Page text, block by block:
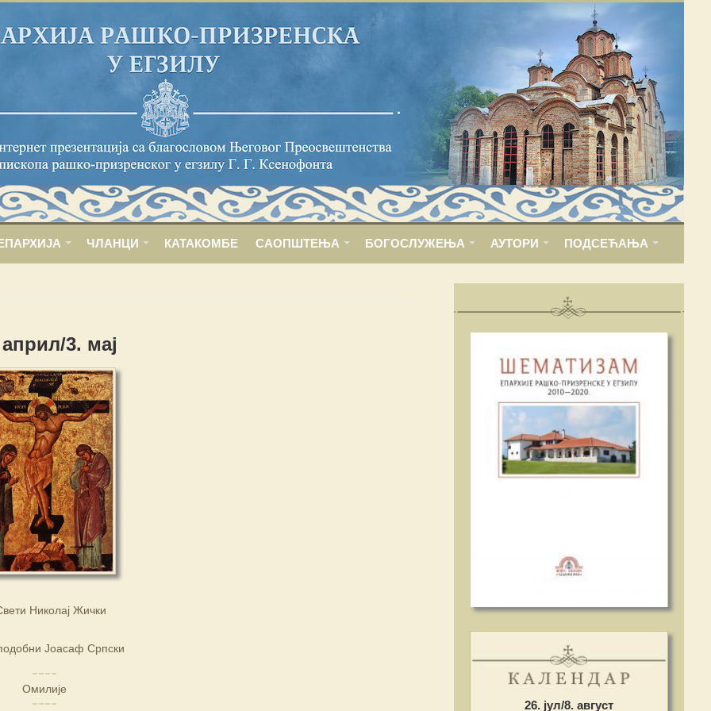
ЧЛАНЦИ КАТАКОМБЕ САОПШТЕЊА БОГОСЛУЖЕЊА АУТОРИ ПОДСЕЋАЊА
3. мај
Николај Жички
Јоасаф Српски
Омилије
26. јул/8. август